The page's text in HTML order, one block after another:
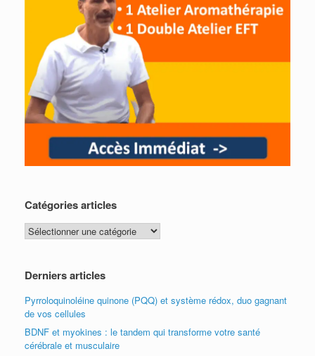
Catégories articles
Catégories
articles
Derniers articles
Pyrroloquinoléine quinone (PQQ) et système rédox, duo gagnant
de vos cellules
BDNF et myokines : le tandem qui transforme votre santé
cérébrale et musculaire